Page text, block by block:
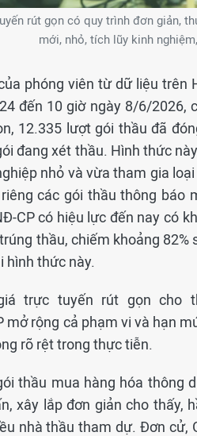
rút gọn có quy trình đơn giản,
mới, nhỏ, tích lũy kinh
phóng viên từ dữ liệu trên
đến 10 giờ ngày 8/6/2026,
12.335 lượt gói thầu đã
đang xét thầu. Hình thức
nhỏ và vừa tham gia
các gói thầu thông báo
CP có hiệu lực đến nay có
thầu, chiếm khoảng
hình thức này.
trực tuyến rút gọn cho
mở rộng cả phạm vi và hạn
rõ rệt trong thực tiễn.
thầu mua hàng hóa thông
xây lắp đơn giản cho thấy,
nhà thầu tham dự. Đơn